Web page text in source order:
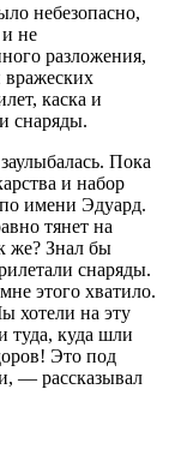
небезопасно,
и не
разложения,
вражеских
каска и
снаряды.
Пока
и набор
имени Эдуард.
тянет на
же? Знал бы
снаряды.
этого хватило.
хотели на эту
туда, куда шли
Это под
— рассказывал